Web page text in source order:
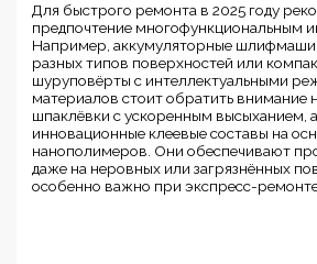
Для быстрого ремонта в 2025 году
предпочтение многофункциональным
Например, аккумуляторные
разных типов поверхностей или
шуруповёрты с интеллектуальными
материалов стоит обратить внимание
шпаклёвки с ускоренным высыханием,
инновационные клеевые составы на
нанополимеров. Они обеспечивают
даже на неровных или загрязнённых
особенно важно при экспресс-